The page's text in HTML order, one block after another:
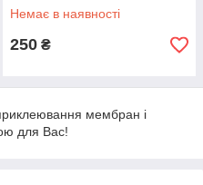
Немає в наявності
250 ₴
мембран і
для Вас!